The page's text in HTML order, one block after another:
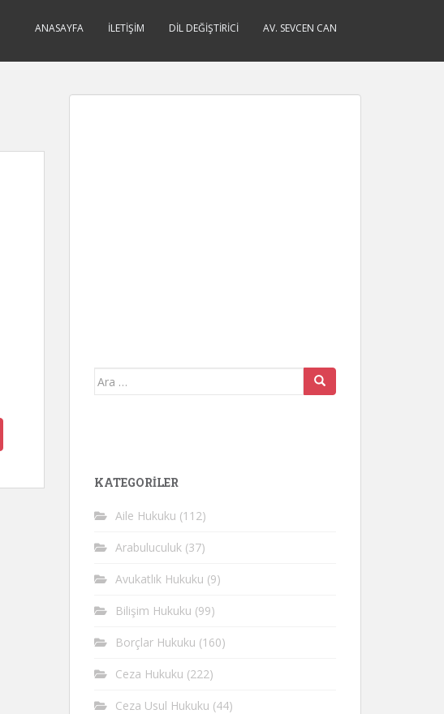
ANASAYFA İLETIŞIM DIL DEĞIŞTIRICI AV. SEVCEN CAN
Arama
KATEGORİLER
Aile Hukuku (112)
Arabuluculuk (37)
Avukatlık Hukuku (9)
Bilişim Hukuku (99)
Borçlar Hukuku (160)
Ceza Hukuku (222)
Ceza Usul Hukuku (44)